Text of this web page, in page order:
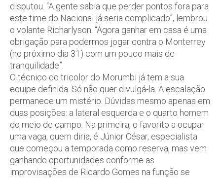
disputou. “A gente sabia que perder pontos fora para
este time do Nacional já seria complicado”, lembrou
o volante Richarlyson. “Agora ganhar em casa é uma
obrigação para podermos jogar contra o Monterrey
(no próximo dia 31) com um pouco mais de
tranquilidade”.
O técnico do tricolor do Morumbi já tem a sua
equipe definida. Só não quer divulgá-la. A escalação
permanece um mistério. Dúvidas mesmo apenas em
duas posições: a lateral esquerda e o quarto homem
do meio de campo. Na primeira, o favorito a ocupar
uma vaga, quem diria, é Júnior César, especialista
que começou a temporada como reserva, mas vem
ganhando oportunidades conforme as
improvisações de Ricardo Gomes na função se